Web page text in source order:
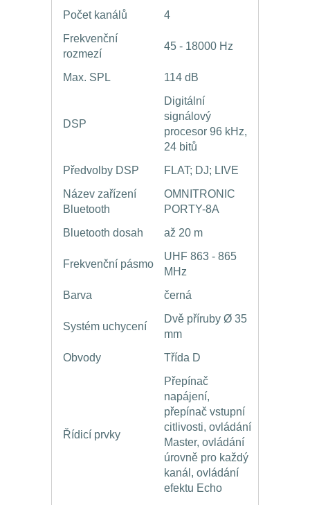
Počet kanálů
4
Frekvenční
rozmezí
45 - 18000 Hz
Max. SPL 114 dB
DSP
Digitální
signálový
procesor 96 kHz,
24 bitů
Předvolby DSP
FLAT; DJ; LIVE
Název zařízení
Bluetooth
OMNITRONIC
PORTY-8A
Bluetooth dosah
až 20 m
Frekvenční pásmo
UHF 863 - 865
MHz
Barva
černá
Systém uchycení
Dvě příruby Ø 35
mm
Obvody
Třída D
Řídicí prvky
Přepínač
napájení,
přepínač vstupní
citlivosti, ovládání
Master, ovládání
úrovně pro každý
kanál, ovládání
efektu Echo